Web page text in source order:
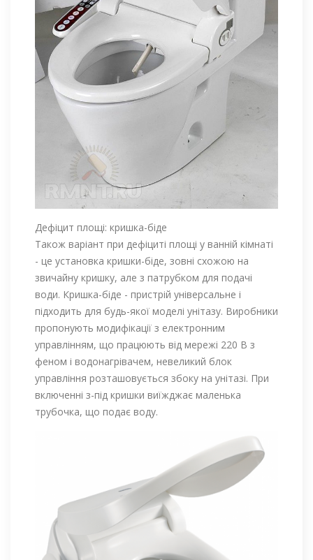
Дефіцит площі: кришка-біде
Також варіант при дефіциті площі у ванній кімнаті
- це установка кришки-біде, зовні схожою на
звичайну кришку, але з патрубком для подачі
води. Кришка-біде - пристрій універсальне і
підходить для будь-якої моделі унітазу. Виробники
пропонують модифікації з електронним
управлінням, що працюють від мережі 220 В з
феном і водонагрівачем, невеликий блок
управління розташовується збоку на унітазі. При
включенні з-під кришки виїжджає маленька
трубочка, що подає воду.